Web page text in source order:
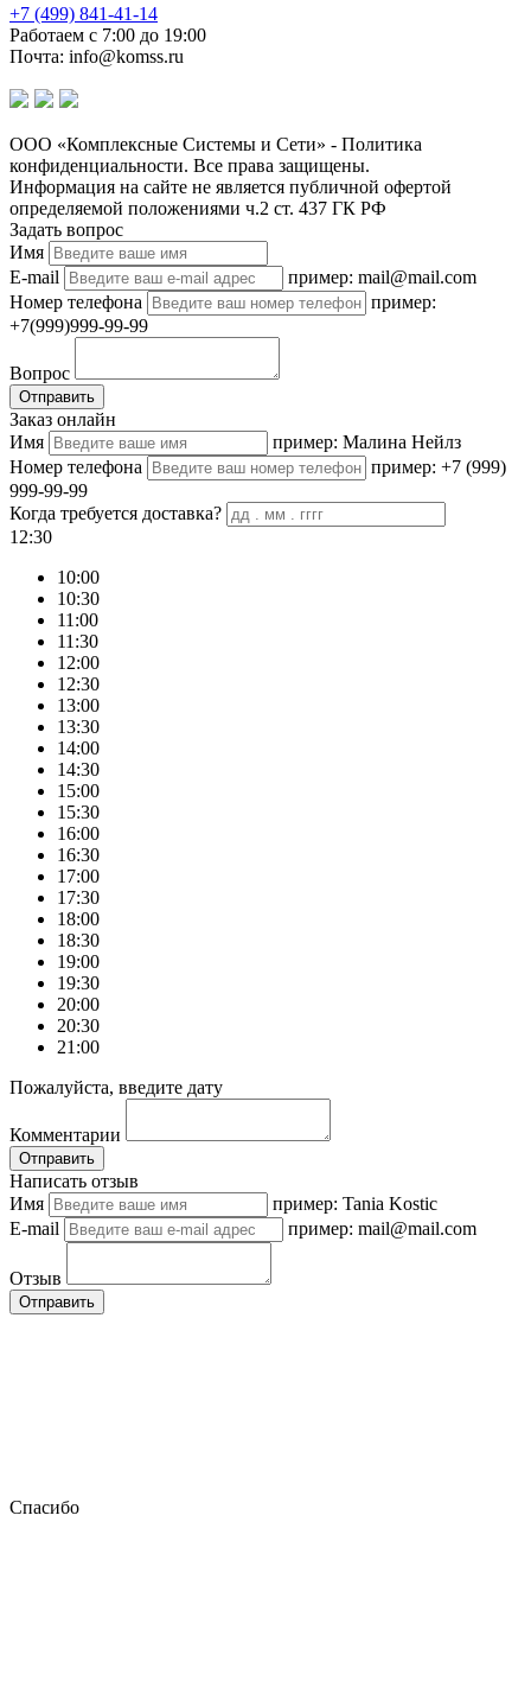
+7 (499) 841-41-14
Работаем с 7:00 до 19:00
Почта: info@komss.ru
ООО «Комплексные Системы и Сети» - Политика
конфиденциальности. Все права защищены.
Информация на сайте не является публичной офертой
определяемой положениями ч.2 ст. 437 ГК РФ
Задать вопрос
Имя
E-mail
пример: mail@mail.com
Номер телефона
пример:
+7(999)999-99-99
Вопрос
Отправить
Заказ онлайн
Имя
пример: Малина Нейлз
Номер телефона
пример: +7 (999)
999-99-99
Когда требуется доставка?
12:30
10:00
10:30
11:00
11:30
12:00
12:30
13:00
13:30
14:00
14:30
15:00
15:30
16:00
16:30
17:00
17:30
18:00
18:30
19:00
19:30
20:00
20:30
21:00
Пожалуйста, введите дату
Комментарии
Отправить
Написать отзыв
Имя
пример: Tania Kostic
E-mail
пример: mail@mail.com
Отзыв
Отправить
Спасибо